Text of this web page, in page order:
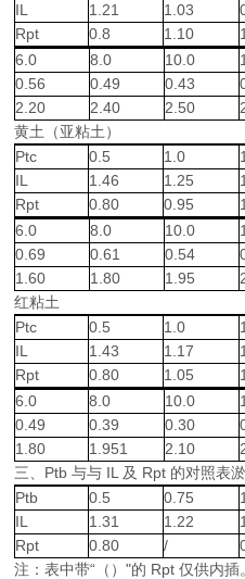
IL
1.21 1.03
Rpt
0.8 1.10
6.0
8.0 10.0
0.56
0.49 0.43
2.20
2.40 2.50
黄土（亚粘土）
Ptc
0.5 1.0
IL
1.46 1.25
Rpt
0.80 0.95
6.0
8.0 10.0
0.69
0.61 0.54
1.60
1.80 1.95
红粘土
Ptc
0.5 1.0
IL
1.43 1.17
Rpt
0.80 1.05
6.0
8.0 10.0
0.49
0.39 0.30
1.80
1.951 2.10
三、Ptb 与与 IL 及 Rpt 的对照表
Ptb
0.5 0.75
IL
1.31 1.22
Rpt
0.80 /
注：表中带“（）"的 Rpt 仅供内插